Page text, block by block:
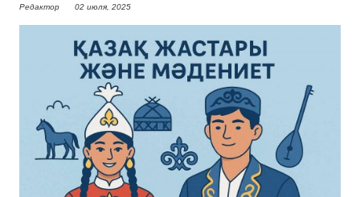
Редактор 02 июля, 2025